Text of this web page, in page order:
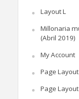
Layout L
Millonaria
(Abril 2019)
My Account
Page Layout
Page